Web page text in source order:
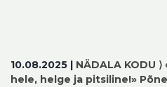
10.08.2025 | NÄDALA KODU ⟩
hele, helge ja pitsiline!»